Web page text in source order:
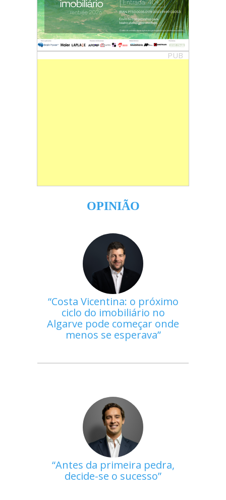
PUB
OPINIÃO
Costa Vicentina: o próximo
ciclo do imobiliário no
Algarve pode começar onde
menos se esperava
Antes da primeira pedra,
decide-se o sucesso